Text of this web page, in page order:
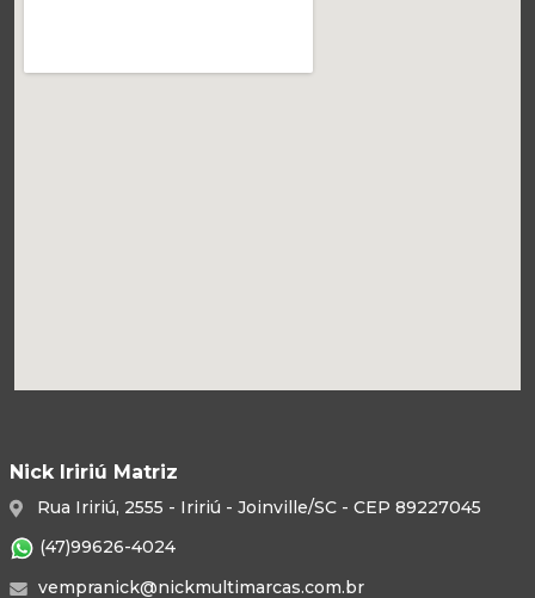
Nick Iririú Matriz
Rua Iririú, 2555 - Iririú - Joinville/SC - CEP 89227045
(47)99626-4024
vempranick@nickmultimarcas.com.br